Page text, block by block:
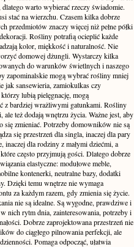
dlatego warto wybierać rzeczy świadomie.
stać na wierzchu. Czasem kilka dobrze
przedmiotów znaczy więcej niż pełne półki
Rośliny potrafią ocieplić każde
kolor, miękkość i naturalność. Nie
domowej dżungli. Wystarczy kilka
do warunków świetlnych i naszego
zapominalskie mogą wybrać rośliny mniej
jak sansewieria, zamiokulkas czy
lubią pielęgnację, mogą
z bardziej wrażliwymi gatunkami. Rośliny
ale też dodają wnętrzu życia. Ważne jest, aby
się zmieniać. Potrzeby domowników nie są
się przestrzeń dla singla, inaczej dla pary
inaczej dla rodziny z małymi dziećmi, a
często przyjmują gości. Dlatego dobrze
elastyczne: modułowe meble,
kontenerki, neutralne bazy, dodatki
Dzięki temu wnętrze nie wymaga
za każdym razem, gdy zmienia się życie.
nie są idealne. Są wygodne, prawdziwe i
nich rytm dnia, zainteresowania, potrzeby i
Dobrze zaprojektowana przestrzeń nie
do ciągłego pilnowania perfekcji, ale
Pomaga odpocząć, ułatwia